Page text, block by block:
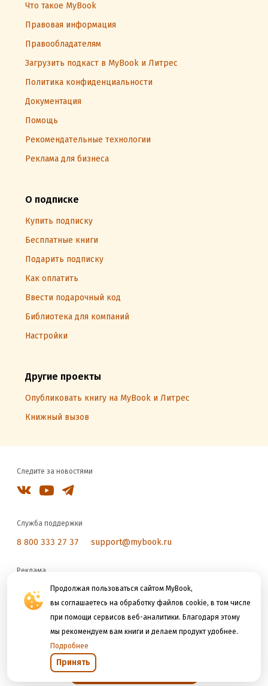
Продолжая пользоваться сайтом MyBook,
вы соглашаетесь на обработку файлов cookie, в том числе
при помощи сервисов веб-аналитики. Благодаря этому
мы рекомендуем вам книги и делаем продукт удобнее.
Подробнее
Принять
Что такое MyBook
Правовая информация
Правообладателям
Загрузить подкаст в MyBook и Литрес
Политика конфиденциальности
Документация
Помощь
Рекомендательные технологии
Реклама для бизнеса
О подписке
Купить подписку
Бесплатные книги
Подарить подписку
Как оплатить
Ввести подарочный код
Библиотека для компаний
Настройки
Другие проекты
Опубликовать книгу на MyBook и Литрес
Книжный вызов
Следите за новостями
Служба поддержки
8 800 333 27 37 support@mybook.ru
Реклама
reklama@litres.ru
Мы принимаем к оплате
Открыть в приложении